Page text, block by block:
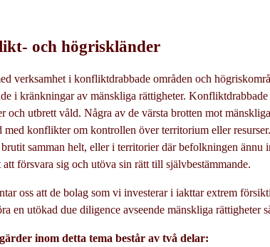
och högriskländer
verksamhet i konfliktdrabbade områden och
i kränkningar av mänskliga rättigheter.
och utbrett våld. Några av de värsta brotten mot
med konflikter om kontrollen över territorium eller
samman helt, eller i territorier där befolkningen
att försvara sig och utöva sin rätt till självbestämmande.
oss att de bolag som vi investerar i iakttar extrem
en utökad due diligence avseende mänskliga rättigheter
inom detta tema består av två delar: